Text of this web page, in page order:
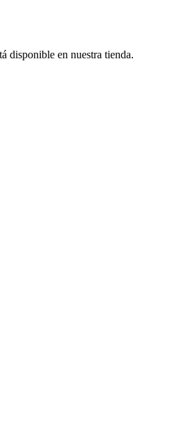
disponible en nuestra tienda.